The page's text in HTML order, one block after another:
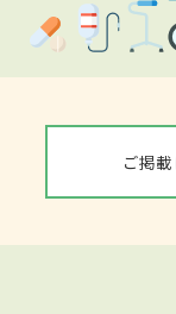
ご掲